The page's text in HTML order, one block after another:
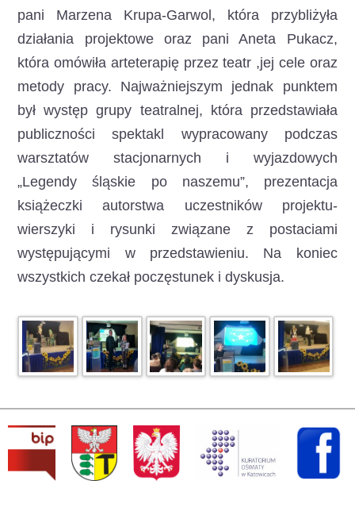
pani Marzena Krupa-Garwol, która przybliżyła
działania projektowe oraz pani Aneta Pukacz,
która omówiła arteterapię przez teatr ,jej cele oraz
metody pracy. Najważniejszym jednak punktem
był występ grupy teatralnej, która przedstawiała
publiczności spektakl wypracowany podczas
warsztatów stacjonarnych i wyjazdowych
„Legendy śląskie po naszemu”, prezentacja
książeczki autorstwa uczestników projektu-
wierszyki i rysunki związane z postaciami
występującymi w przedstawieniu. Na koniec
wszystkich czekał poczęstunek i dyskusja.